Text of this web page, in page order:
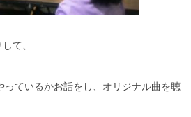
て、
っているかお話をし、オリジナル曲を聴